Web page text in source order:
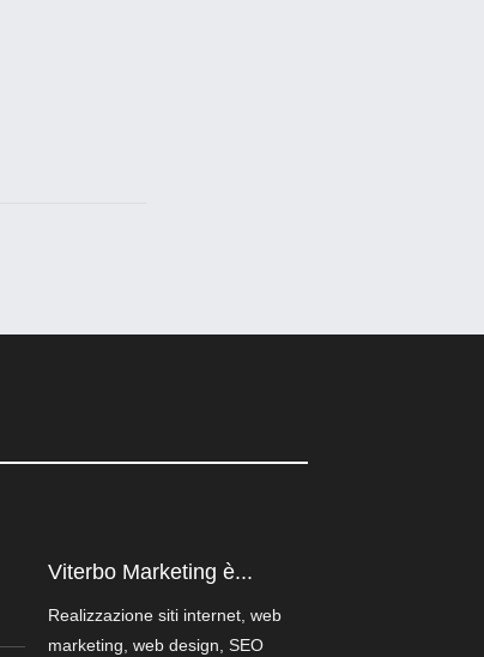
Viterbo Marketing è...
Realizzazione siti internet, web
marketing, web design, SEO